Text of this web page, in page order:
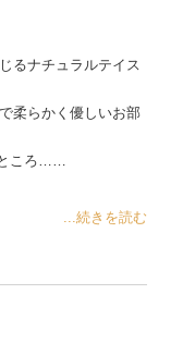
るナチュラルテイス
柔らかく優しいお部
ところ……
...続きを読む